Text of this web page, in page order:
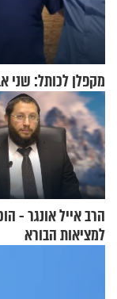
מקפלן לכותל: שני
הרב אייל אונגר -
למציאות הבורא